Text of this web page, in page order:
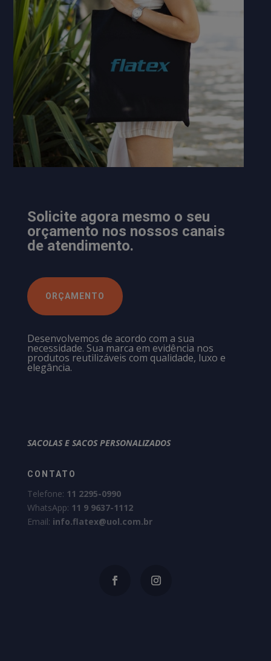
Solicite agora mesmo o seu
orçamento nos nossos canais
de atendimento.
ORÇAMENTO
Desenvolvemos de acordo com a sua
necessidade. Sua marca em evidência nos
produtos reutilizáveis com qualidade, luxo e
elegância.
SACOLAS E SACOS PERSONALIZADOS
CONTATO
Telefone: 11 2295-0990
WhatsApp: 11 9 9637-1112
Email: info.flatex@uol.com.br